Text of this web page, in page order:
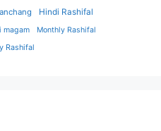
Hindi Rashifal
magam Monthly Rashifal
Rashifal